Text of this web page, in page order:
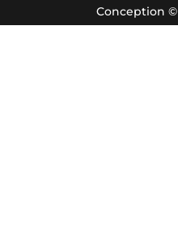
Conception ©